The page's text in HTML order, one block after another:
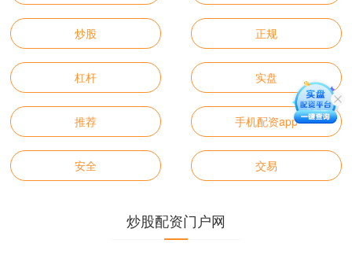
炒股 正规
杠杆 实盘
推荐 手机配资app
安全 交易
炒股配资门户网